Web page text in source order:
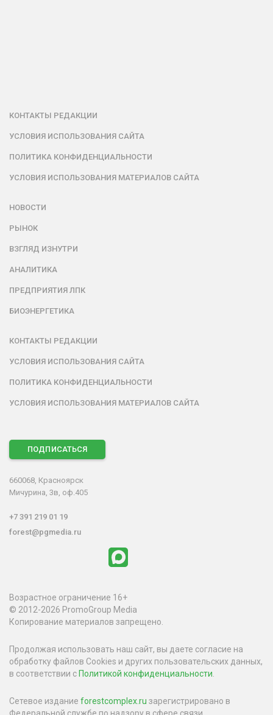
КОНТАКТЫ РЕДАКЦИИ
УСЛОВИЯ ИСПОЛЬЗОВАНИЯ САЙТА
ПОЛИТИКА КОНФИДЕНЦИАЛЬНОСТИ
УСЛОВИЯ ИСПОЛЬЗОВАНИЯ МАТЕРИАЛОВ САЙТА
НОВОСТИ
РЫНОК
ВЗГЛЯД ИЗНУТРИ
АНАЛИТИКА
ПРЕДПРИЯТИЯ ЛПК
БИОЭНЕРГЕТИКА
КОНТАКТЫ РЕДАКЦИИ
УСЛОВИЯ ИСПОЛЬЗОВАНИЯ САЙТА
ПОЛИТИКА КОНФИДЕНЦИАЛЬНОСТИ
УСЛОВИЯ ИСПОЛЬЗОВАНИЯ МАТЕРИАЛОВ САЙТА
ПОДПИСАТЬСЯ
660068, Красноярск
Мичурина, 3в, оф.405
+7 391 219 01 19
forest@pgmedia.ru
Возрастное ограничение 16+
© 2012-2026 PromoGroup Media
Копирование материалов запрещено.
Продолжая использовать наш сайт, вы даете согласие на
обработку файлов Cookies и других пользовательских данных,
в соответствии с Политикой конфиденциальности.
Сетевое издание forestcomplex.ru зарегистрировано в